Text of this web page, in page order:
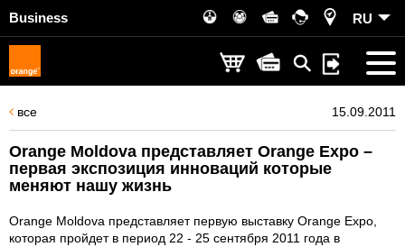
Business RU
все 15.09.2011
Orange Moldova представляет Orange Expo –
первая экспозиция инноваций которые
меняют нашу жизнь
Orange Moldova представляет первую выставку Orange Expo,
которая пройдет в период 22 - 25 сентября 2011 года в